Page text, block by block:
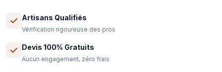
Artisans Qualifiés
Vérification rigoureuse des pros
Devis 100% Gratuits
Aucun engagement, zéro frais